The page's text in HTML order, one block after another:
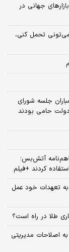
جهانی در
تحمل کنی،
جلسه شورای
دولت حامی بودند
آتش‌بس؛
کردند +فیلم
به تعهدات خود عمل
طلا در راه است؟
به اصلاحات مدیریتی